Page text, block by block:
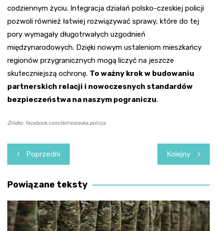
codziennym życiu. Integracja działań polsko-czeskiej policji
pozwoli również łatwiej rozwiązywać sprawy, które do tej
pory wymagały długotrwałych uzgodnień
międzynarodowych. Dzięki nowym ustaleniom mieszkańcy
regionów przygranicznych mogą liczyć na jeszcze
skuteczniejszą ochronę. To ważny krok w budowaniu
partnerskich relacji i nowoczesnych standardów
bezpieczeństwa na naszym pograniczu.
Źródło: facebook.com/dolnoslaska.policja
Nawigacja
wpisu
Poprzedni Kolejny
Powiązane teksty